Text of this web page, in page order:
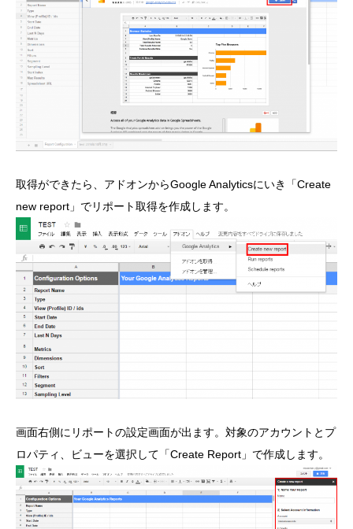
取得ができたら、アドオンからGoogle Analyticsにいき「Create
new report」でリポート取得を作成します。
画面右側にリポートの設定画面が出ます。対象のアカウントとプ
ロパティ、ビューを選択して「Create Report」で作成します。